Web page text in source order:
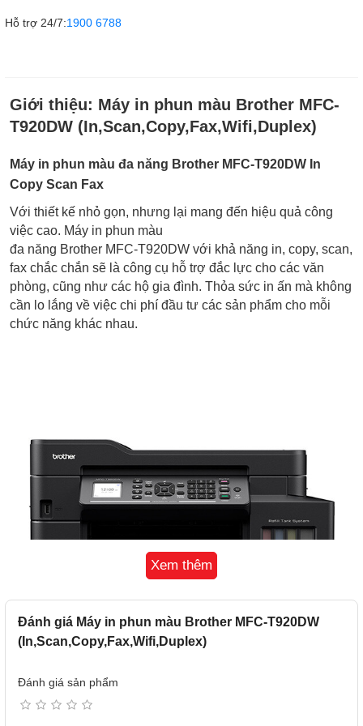
Hỗ trợ 24/7:1900 6788
Giới thiệu: Máy in phun màu Brother MFC-
T920DW (In,Scan,Copy,Fax,Wifi,Duplex)
Máy in phun màu đa năng Brother MFC-T920DW In
Copy Scan Fax
Với thiết kế nhỏ gọn, nhưng lại mang đến hiệu quả công
việc cao. Máy in phun màu
đa năng Brother MFC-T920DW với khả năng in, copy, scan,
fax chắc chắn sẽ là công cụ hỗ trợ đắc lực cho các văn
phòng, cũng như các hộ gia đình. Thỏa sức in ấn mà không
cần lo lắng về việc chi phí đầu tư các sản phẩm cho mỗi
chức năng khác nhau.
Hiệu suất công việc cao
Xem thêm
Đánh giá Máy in phun màu Brother MFC-T920DW
(In,Scan,Copy,Fax,Wifi,Duplex)
Đánh giá sản phẩm